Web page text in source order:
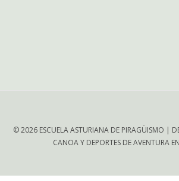
© 2026 ESCUELA ASTURIANA DE PIRAGÜISMO |
CANOA Y DEPORTES DE AVENTURA